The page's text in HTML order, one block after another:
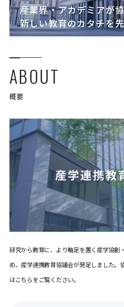
産業界・アカデミアが
新しい教育のカタチを
ABOUT
概要
研究から教育に、より軸足を置く産学協創
め、産学連携教育協議会が発足しました。
はこちらをご覧ください。